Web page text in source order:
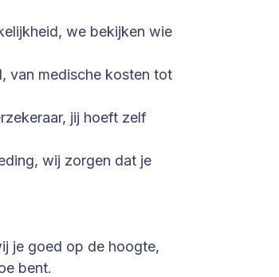
we bekijken wie
van medische kosten tot
jij hoeft zelf
wij zorgen dat je
je goed op de hoogte,
bent.